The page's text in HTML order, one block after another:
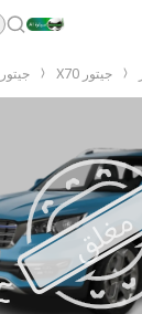
جيتور X70 جيتور X70 1.5ʟ ʟᴜxᴜʀʏ ᴀᴛ 2023 ᴍᴏᴅᴇʟ